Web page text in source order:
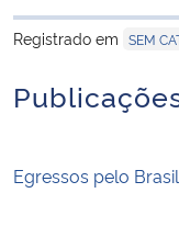
Banco Central do Brasil
Planalto
Registrado em SEM
Egressos pelo